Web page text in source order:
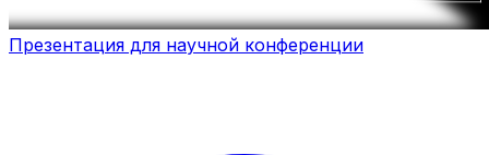
Презентация для научной конференции